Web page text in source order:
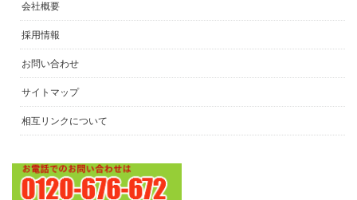
会社概要
採用情報
お問い合わせ
サイトマップ
相互リンクについて